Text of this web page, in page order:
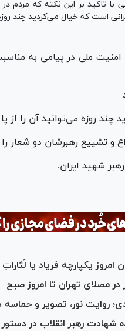
با تاکید بر این نکته که مردم
است که خیال می‌کردید چند روزه
امنیت ملی در پیامی به
روزه می‌توانید آن را از پا
و تشییع رهبرشان دو شعار را
شهید ایران.
امروز یکپارچه فریاد یا
مصلای تهران تا امروز صبح
روایت نور، تصویر و
شهادت رهبر انقلاب در